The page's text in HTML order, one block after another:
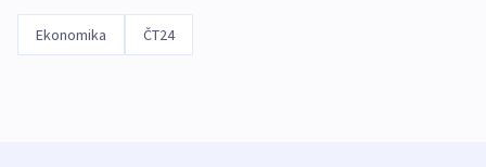
Ekonomika ČT24